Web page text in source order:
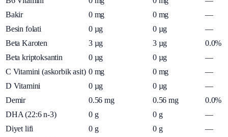
Bakir
0 mg 0 mg
—
Besin folati
0 µg 0 µg
—
Beta Karoten
3 µg 3 µg
0.0%
Beta kriptoksantin
0 µg 0 µg
—
C Vitamini (askorbik asit) 0 mg 0 mg
—
D Vitamini
0 µg 0 µg
—
Demir
0.56 mg 0.56 mg
0.0%
DHA (22:6 n-3)
0 g 0 g
—
Diyet lifi
0 g 0 g
—